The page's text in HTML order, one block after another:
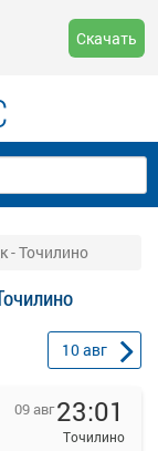
Скачать
- Точилино
10авг
09 авг23:01
Точилино